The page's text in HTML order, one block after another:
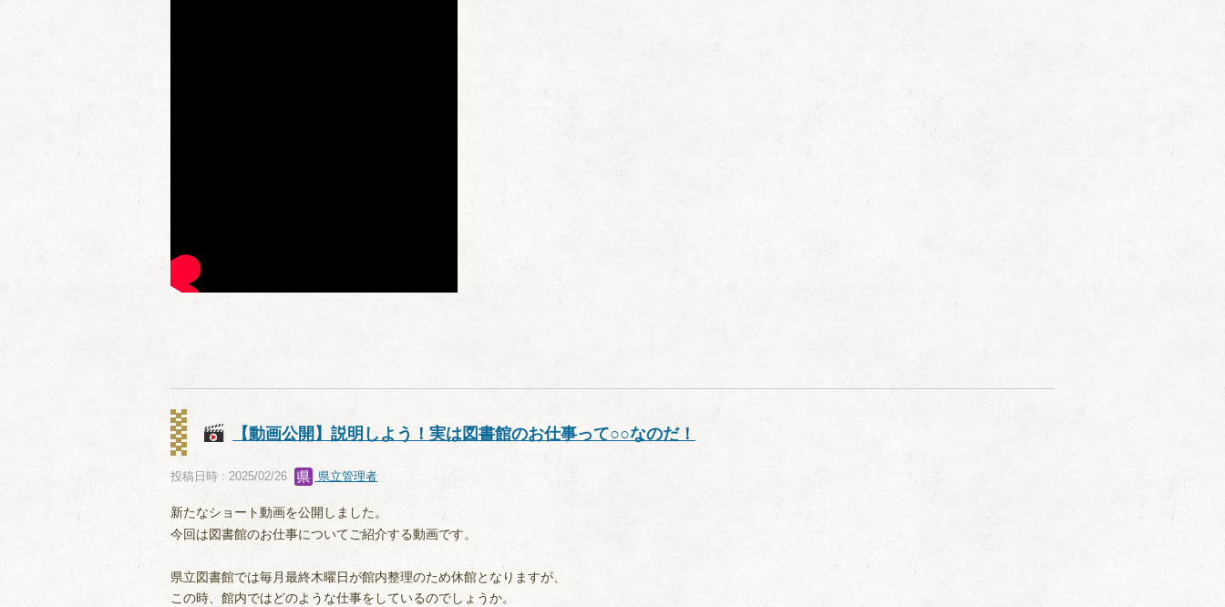
【動画公開】説明しよう！実は図書館のお仕事って○○なのだ！
投稿日時 : 2025/02/26 県立管理者
新たなショート動画を公開しました。
今回は図書館のお仕事についてご紹介する動画です。
県立図書館では毎月最終木曜日が館内整理のため休館となりますが、
この時、館内ではどのような仕事をしているのでしょうか。